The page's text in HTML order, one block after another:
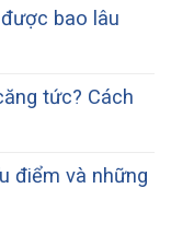
bao lâu
tức? Cách
điểm và những